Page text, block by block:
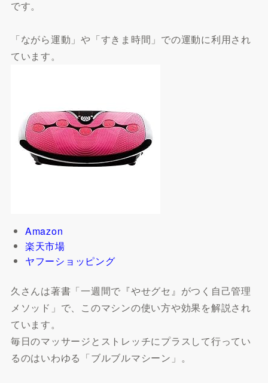
です。
「ながら運動」や「すきま時間」での運動に利用され
ています。
Amazon
楽天市場
ヤフーショッピング
久さんは著書「一週間で『やせグセ』がつく自己管理
メソッド」で、このマシンの使い方や効果を解説され
ています。
毎日のマッサージとストレッチにプラスして行ってい
るのはいわゆる「ブルブルマシーン」。